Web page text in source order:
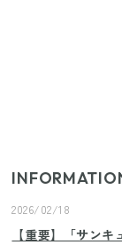
2026/02/18
【重要】「サン